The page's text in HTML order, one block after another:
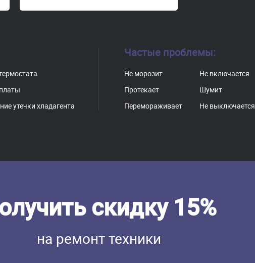
утечки хладагента
Частые проблемы:
Не морозит
Протекает
Перемораживает
Не включается
Шумит
Не выключается
скидку 15%
на ремонт техники